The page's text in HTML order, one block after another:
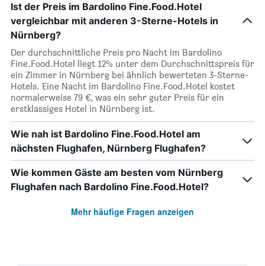
Ist der Preis im Bardolino Fine.Food.Hotel
vergleichbar mit anderen 3-Sterne-Hotels in
Nürnberg?
Der durchschnittliche Preis pro Nacht im Bardolino
Fine.Food.Hotel liegt 12% unter dem Durchschnittspreis für
ein Zimmer in Nürnberg bei ähnlich bewerteten 3-Sterne-
Hotels. Eine Nacht im Bardolino Fine.Food.Hotel kostet
normalerweise 79 €, was ein sehr guter Preis für ein
erstklassiges Hotel in Nürnberg ist.
Wie nah ist Bardolino Fine.Food.Hotel am
nächsten Flughafen, Nürnberg Flughafen?
Wie kommen Gäste am besten vom Nürnberg
Flughafen nach Bardolino Fine.Food.Hotel?
Mehr häufige Fragen anzeigen